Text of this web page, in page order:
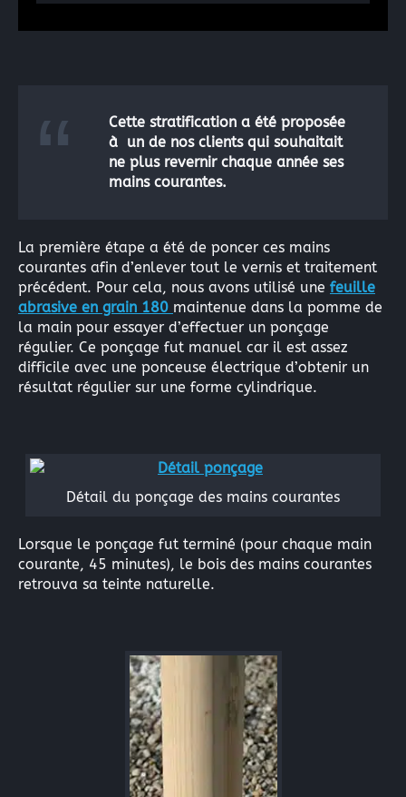
Cette stratification a été proposée
à un de nos clients qui souhaitait
ne plus revernir chaque année ses
mains courantes.
La première étape a été de poncer ces mains
courantes afin d’enlever tout le vernis et traitement
précédent. Pour cela, nous avons utilisé une feuille
abrasive en grain 180 maintenue dans la pomme de
la main pour essayer d’effectuer un ponçage
régulier. Ce ponçage fut manuel car il est assez
difficile avec une ponceuse électrique d’obtenir un
résultat régulier sur une forme cylindrique.
Détail du ponçage des mains courantes
Lorsque le ponçage fut terminé (pour chaque main
courante, 45 minutes), le bois des mains courantes
retrouva sa teinte naturelle.
Résine Polyester ou résine Polyuréthane pour la
Acryliques et Plâtres
Le moulage résine
Les colles structurales: Époxydes, Polyuréthanes,
Les colles instantanées
Les colles souples
Galerie Photos